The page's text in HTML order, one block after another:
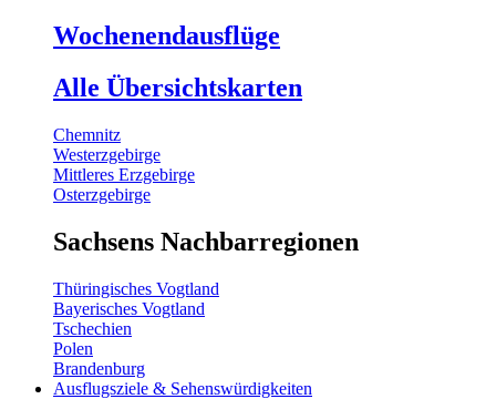
Wochenendausflüge
Alle Übersichtskarten
Chemnitz
Westerzgebirge
Mittleres Erzgebirge
Osterzgebirge
Sachsens Nachbarregionen
Thüringisches Vogtland
Bayerisches Vogtland
Tschechien
Polen
Brandenburg
Ausflugsziele & Sehenswürdigkeiten